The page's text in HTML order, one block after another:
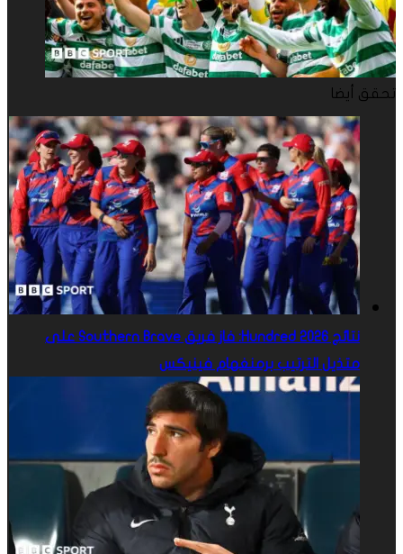
تحقق أيضا
نتائج Hundred 2026: فاز فريق Southern Brave على
متذيل الترتيب برمنغهام فينيكس